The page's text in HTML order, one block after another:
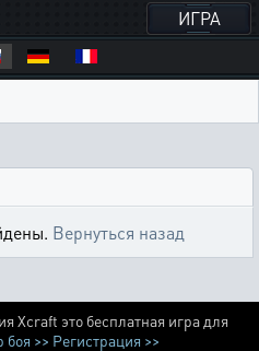
ИГРА
Вернуться назад
Xcraft это бесплатная игра для
>> Регистрация >>